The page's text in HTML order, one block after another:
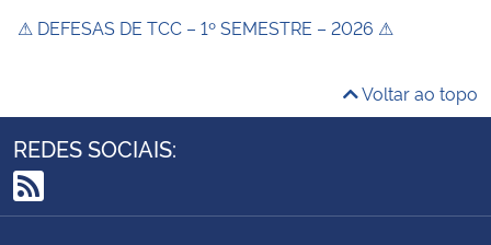
⚠ DEFESAS DE TCC – 1º SEMESTRE – 2026 ⚠
Voltar ao topo
REDES SOCIAIS:
RSS